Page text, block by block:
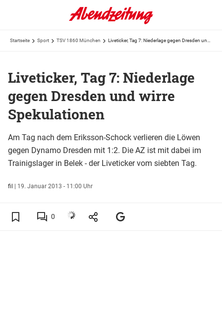
Startseite Sport TSV 1860 München
Liveticker, Tag 7: Niederlage
gegen Dresden und wirre
Spekulationen
Am Tag nach dem Eriksson-Schock verlieren die Löwen
gegen Dynamo Dresden mit 1:2. Die AZ ist mit dabei im
Trainigslager in Belek - der Liveticker vom siebten Tag.
fil | 19. Januar 2013 - 11:00 Uhr
0